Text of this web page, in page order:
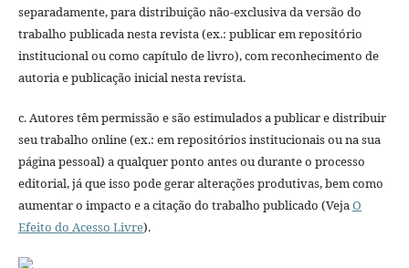
separadamente, para distribuição não-exclusiva da versão do
trabalho publicada nesta revista (ex.: publicar em repositório
institucional ou como capítulo de livro), com reconhecimento de
autoria e publicação inicial nesta revista.
c. Autores têm permissão e são estimulados a publicar e distribuir
seu trabalho online (ex.: em repositórios institucionais ou na sua
página pessoal) a qualquer ponto antes ou durante o processo
editorial, já que isso pode gerar alterações produtivas, bem como
aumentar o impacto e a citação do trabalho publicado (Veja O
Efeito do Acesso Livre).